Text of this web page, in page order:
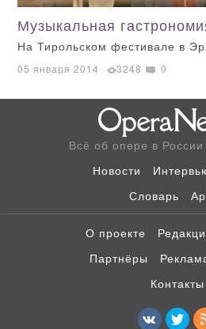
Музыкальная
На Тирольском фестивале в
05 января 2014 3248 0
Всё об опере в
Новости
Словарь
О проекте
Партнёры
Контакты